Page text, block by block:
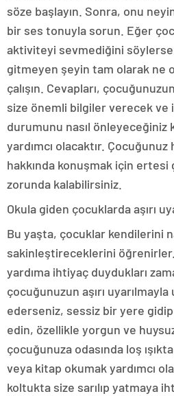
söze başlayın. Sonra, onu
bir ses tonuyla sorun. Eğer
aktiviteyi sevmediğini
gitmeyen şeyin tam olarak ne
çalışın. Cevapları,
size önemli bilgiler verecek ve
durumunu nasıl önleyeceğiniz
yardımcı olacaktır.
hakkında konuşmak için
zorunda kalabilirsiniz.
Okula giden çocuklarda aşırı
Bu yaşta, çocuklar kendilerini
sakinleştireceklerini
yardıma ihtiyaç duydukları
çocuğunuzun aşırı uyarılmayla
ederseniz, sessiz bir yere
edin, özellikle yorgun ve
çocuğunuza odasında loş
veya kitap okumak yardımcı
koltukta size sarılıp yatmaya